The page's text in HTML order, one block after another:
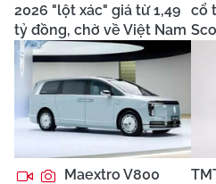
2026 "lột xác" giá từ 1,49
tỷ đồng, chờ về Việt Nam
cổ
Maextro V800